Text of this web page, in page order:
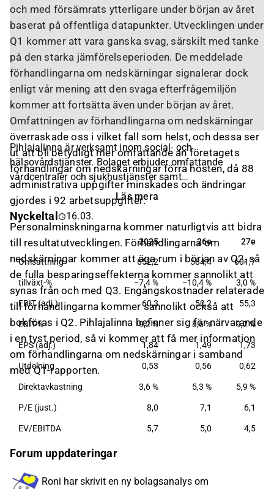
och med försämrats ytterligare under början av året
baserat på offentliga datapunkter. Utvecklingen under
Q1 kommer att vara ganska svag, särskilt med tanke
på den starka jämförelseperioden. De meddelade
förhandlingarna om nedskärningar signalerar dock
enligt vår mening att den svaga efterfrågemiljön
kommer att fortsätta även under början av året.
Omfattningen av förhandlingarna om nedskärningar
överraskade oss i vilket fall som helst, och dessa ser
ut att bli betydligt mer omfattande än företagets
förhandlingar om nedskärningar förra hösten, då 88
administrativa uppgifter minskades och ändringar
gjordes i 92 arbetsuppgifter.
Personalminskningarna kommer naturligtvis att bidra
till resultatutvecklingen. Förhandlingarna om
nedskärningar kommer att äga rum i början av Q2, så
de fulla besparingseffekterna kommer sannolikt att
synas från och med Q3. Engångskostnader relaterade
till förhandlingarna kommer sannolikt också att
bokföras i Q2. Pihlajalinna befinner sig för närvarande
i en tyst period, så vi kommer att få mer information
om förhandlingarna om nedskärningar i samband
med Q1-rapporten.
Pihlajalinna är verksamt inom social- och
hälsovårdstjänster. Bolaget erbjuder omfattande
vårdcentraler och sjukhustjänster samt
samarbetstjänster inom företagshälsovård och
försäkring. Dessutom erbjuder Pihlajalinna tjänster inom
välfärdsområden, såsom social- och
hälsovårdsproduktionsmodeller. Bolaget grundades 2001
och huvudkontoret ligger i Tammerfors.
Läs mera
Nyckeltal 16.03.
2025 26e 27e
2025 26e 27e
Omsättning 652,2 584,4 601,7
tillväxt-% −7,4 % −10,4 % 3,0 %
EBIT (adj.) 60,3 50,2 55,3
EBIT-% 9,2 % 8,6 % 9,2 %
EPS (adj.) 1,84 1,49 1,73
Utdelning 0,53 0,56 0,62
Direktavkastning 3,6 % 5,3 % 5,9 %
P/E (just.) 8,0 7,1 6,1
EV/EBITDA 5,7 5,0 4,5
Forum uppdateringar
Roni har skrivit en ny bolagsanalys om